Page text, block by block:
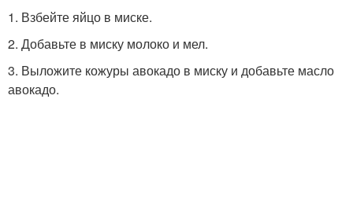
1. Взбейте яйцо в миске.
2. Добавьте в миску молоко и мел.
3. Выложите кожуры авокадо в миску и добавьте масло
авокадо.